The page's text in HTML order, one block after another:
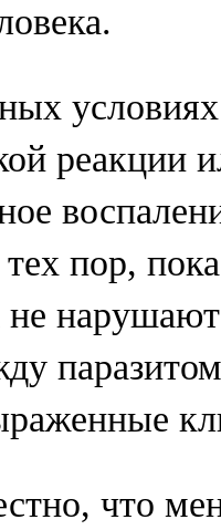
реакции
тех пор,
не
что